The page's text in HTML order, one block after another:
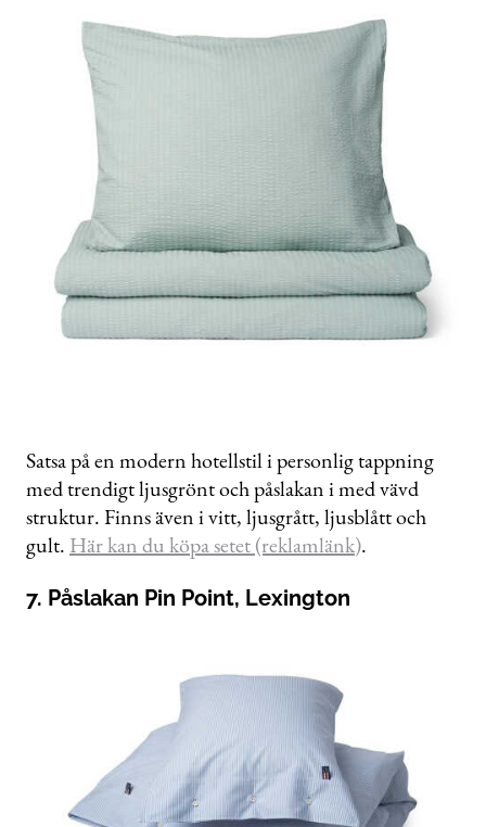
Satsa på en modern hotellstil i personlig tappning
med trendigt ljusgrönt och påslakan i med vävd
struktur. Finns även i vitt, ljusgrått, ljusblått och
gult. Här kan du köpa setet (reklamlänk).
7. Påslakan Pin Point, Lexington